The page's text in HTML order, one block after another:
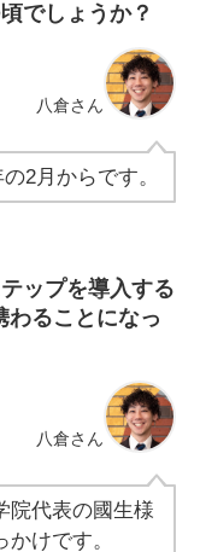
でしょうか？
八倉さん
2月からです。
ップを導入する
わることになっ
八倉さん
院代表の國生様
けです。